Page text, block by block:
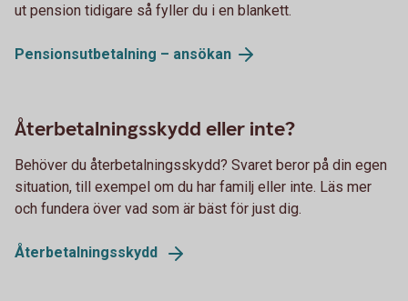
ut pension tidigare så fyller du i en blankett.
Pensionsutbetalning – ansökan
Återbetalningsskydd eller inte?
Behöver du återbetalningsskydd? Svaret beror på din egen
situation, till exempel om du har familj eller inte. Läs mer
och fundera över vad som är bäst för just dig.
Återbetalningsskydd